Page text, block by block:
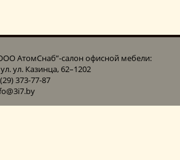
АтомСнаб”-cалон офисной мебели:
ул. Казинца, 62–1202
373-77-87